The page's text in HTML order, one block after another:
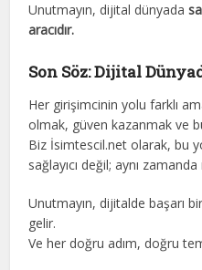
Unutmayın, dijital dünyada
aracıdır.
Son Söz: Dijital
Her girişimcinin yolu farklı
olmak, güven kazanmak ve
Biz İsimtescil.net olarak, bu
sağlayıcı değil; aynı
Unutmayın, dijitalde başarı
gelir.
Ve her doğru adım, doğru